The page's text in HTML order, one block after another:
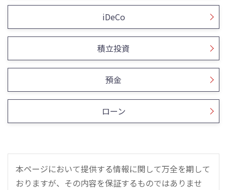
iDeCo
積立投資
預金
ローン
本ページにおいて提供する情報に関して万全を期して
おりますが、その内容を保証するものではありませ